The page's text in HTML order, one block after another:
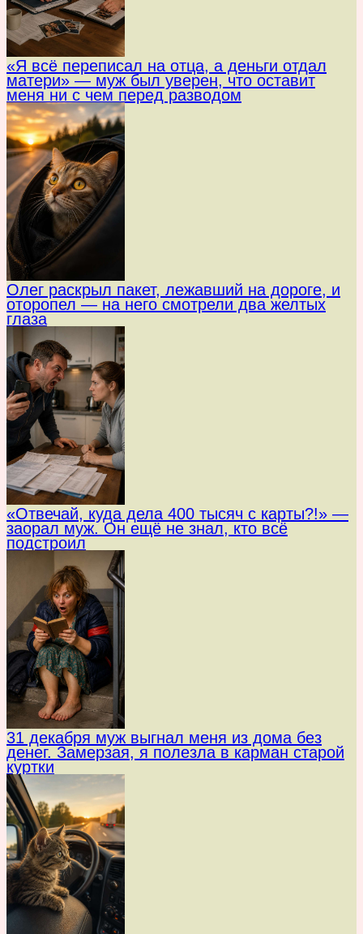
«Я всё переписал на отца, а деньги отдал
матери» — муж был уверен, что оставит
меня ни с чем перед разводом
Олег раскрыл пакет, лежавший на дороге, и
оторопел — на него смотрели два желтых
глаза
«Отвечай, куда дела 400 тысяч с карты?!» —
заорал муж. Он ещё не знал, кто всё
подстроил
31 декабря муж выгнал меня из дома без
денег. Замерзая, я полезла в карман старой
куртки